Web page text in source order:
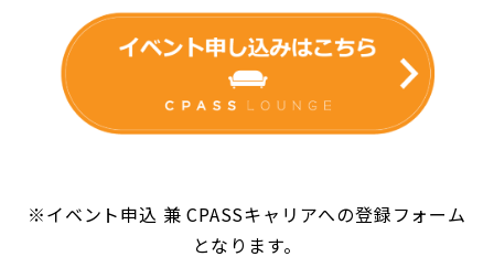
※イベント申込 兼 CPASSキャリアへの登録フォーム
となります。